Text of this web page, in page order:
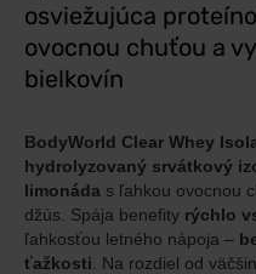
osviežujúca
ovocnou chuťou a
bielkovín
BodyWorld Clear Whey
hydrolyzovaný srvátkový
limonáda s ľahkou ovocnou
džús. Spája benefity rýchlo
ľahkosťou letného nápoja –
ťažkosti . Na rozdiel od